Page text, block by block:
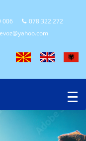
006
078 322 272